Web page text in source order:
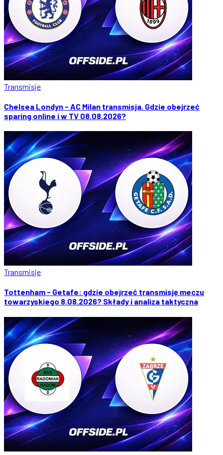
Transmisje
Chelsea Londyn - AC Milan transmisja. Gdzie obejrzeć
sparing online i w TV 08.08.2026?
Transmisje
Tottenham - Getafe: gdzie obejrzeć transmisję meczu
towarzyskiego 8.08.2026? Składy i analiza taktyczna